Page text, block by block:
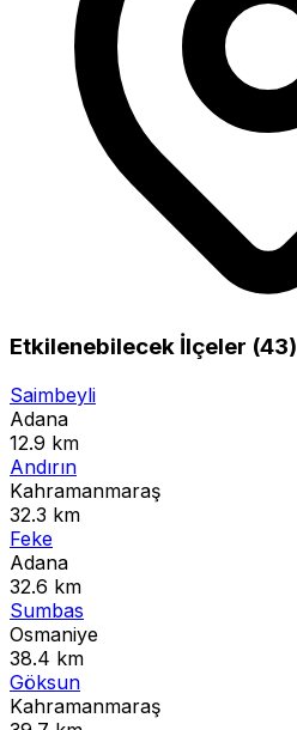
Etkilenebilecek İlçeler (43)
Saimbeyli
Adana
12.9 km
Andırın
Kahramanmaraş
32.3 km
Feke
Adana
32.6 km
Sumbas
Osmaniye
38.4 km
Göksun
Kahramanmaraş